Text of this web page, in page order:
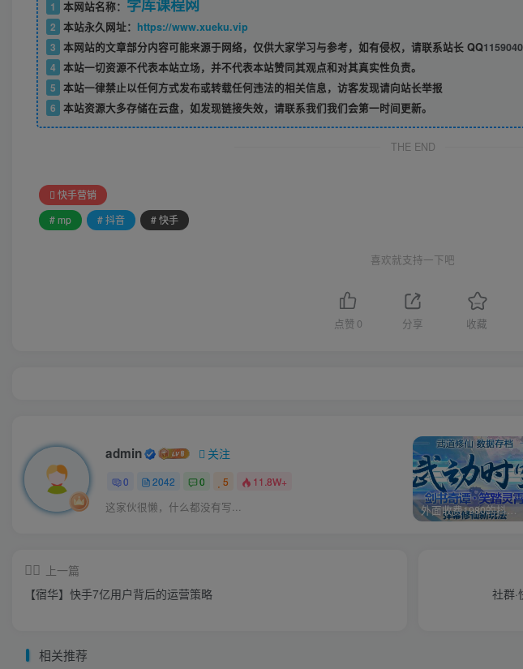
1 本网站名称： 学库课程网
2 本站永久网址： https://www.xueku.vip
3 本网站的文章部分内容可能来源于网络，仅供大家学习与参考，如有侵权，请联系站长 QQ
4 本站一切资源不代表本站立场，并不代表本站赞同其观点和对其真实性负责。
5 本站一律禁止以任何方式发布或转载任何违法的相关信息，访客发现请向站长举报
6 本站资源大多存储在云盘，如发现链接失效，请联系我们我们会第一时间更新。
THE END
快手营销
# mp
# 抖音 # 快手
喜欢就支持一下吧
点赞 0 分享 收藏
admin 关注
0 2042 0 5 11.8W+
这家伙很懒，什么都没有写... 外面收费1980的抖音武动时空直播项目，无需真人出镜，实时互动直播【软件+详细教程】
上一篇
【宿华】快手7亿用户背后的运营策略
社群
相关推荐